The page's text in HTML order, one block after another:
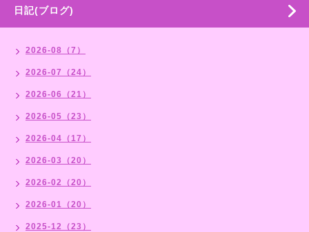
日記(ブログ)
2026-08（7）
2026-07（24）
2026-06（21）
2026-05（23）
2026-04（17）
2026-03（20）
2026-02（20）
2026-01（20）
2025-12（23）